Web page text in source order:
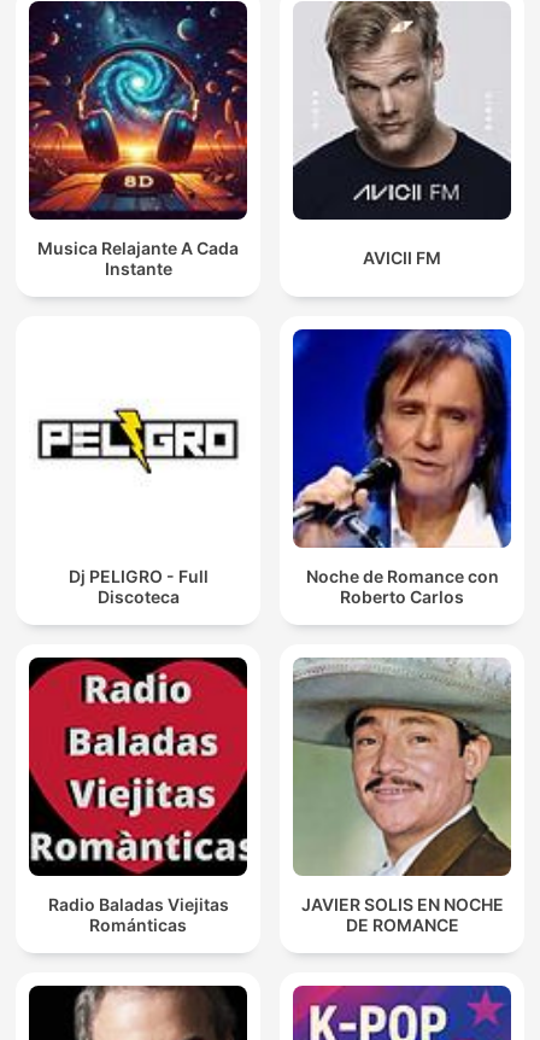
Musica Relajante A Cada
Instante
AVICII FM
Dj PELIGRO - Full
Discoteca
Noche de Romance con
Roberto Carlos
Radio Baladas Viejitas
Románticas
JAVIER SOLIS EN NOCHE
DE ROMANCE